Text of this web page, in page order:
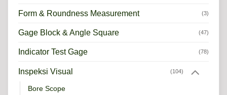
Form & Roundness Measurement (3)
Gage Block & Angle Square (47)
Indicator Test Gage (78)
Inspeksi Visual (104)
Bore Scope